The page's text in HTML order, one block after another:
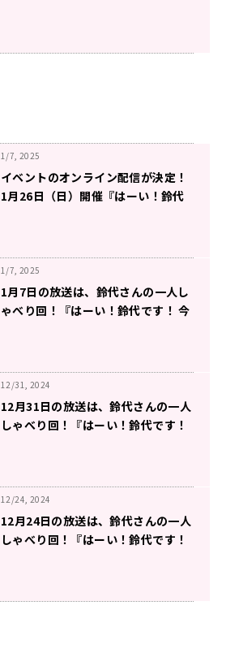
1/7, 2025
イベントのオンライン配信が決定！
1月26日（日）開催『はーい！鈴代
1/7, 2025
1月7日の放送は、鈴代さんの一人し
ゃべり回！『はーい！鈴代です！ 今
12/31, 2024
12月31日の放送は、鈴代さんの一人
しゃべり回！『はーい！鈴代です！
12/24, 2024
12月24日の放送は、鈴代さんの一人
しゃべり回！『はーい！鈴代です！